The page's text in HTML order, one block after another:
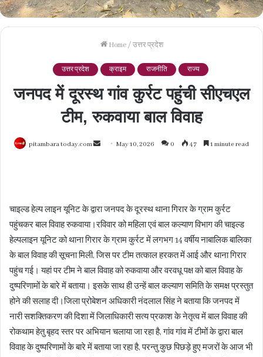
Home / उत्तर प्रदेश
उत्तर प्रदेश क्राइम राजनीति राज्य
जनपद में दूरस्थ गांव कुर्रट पहुंची सीएचएल
टीम, रुकवाया बाल विवाह
pitambara today.com
Send May 10, 2026 0 47 1 minute read
चाइल्ड हेल्प लाइन यूनिट के द्वारा जनपद के दूरस्थ थाना गिरार के ग्राम कुर्रट
पहुंचकर बाल विवाह रुकवाया।रविवार को महिला एवं बाल कल्याण विभाग की चाइल्ड
हेल्पलाइन यूनिट को थाना गिरार के ग्राम कुर्रट में लगभग 14 वर्षीय नाबालिक बालिका
के बाल विवाह की सूचना मिली, जिस पर टीम तत्काल हरकत में आई और थाना गिरार
पहुंच गई। यहां पर टीम ने बाल विवाह को रुकवाया और वरवधू पक्ष को बाल विवाह के
दुष्परिणामों के बारे में बताया। इसके साथ ही उन्हें बाल कल्याण समिति के समक्ष प्रस्तुत
होने की सलाह दी।जिला प्रोबेशन अधिकारी नंदलाल सिंह ने बताया कि जनपद में
नारी सशक्तिकरण की दिशा में जिलाधिकारी सत्य प्रकाश के नेतृत्व में बाल विवाह की
रोकथाम हेतु बृहद स्तर पर अभियान चलाया जा रहा है, गांव गांव में टीमों के द्वारा बाल
विवाह के दुष्परिणामों के बारे में बताया जा रहा है, परन्तु कुछ पिछड़े हुए मजरों के आज भी